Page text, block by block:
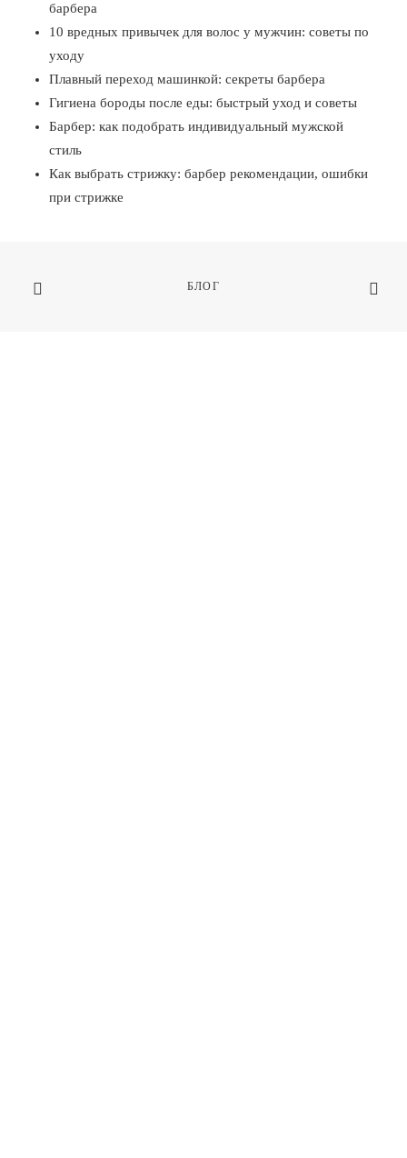
барбера
10 вредных привычек для волос у мужчин: советы по
уходу
Плавный переход машинкой: секреты барбера
Гигиена бороды после еды: быстрый уход и советы
Барбер: как подобрать индивидуальный мужской
стиль
Как выбрать стрижку: барбер рекомендации, ошибки
при стрижке
БЛОГ